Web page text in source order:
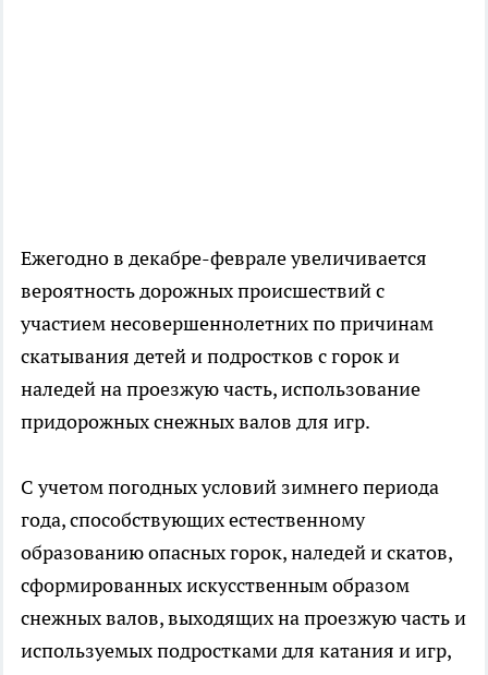
Ежегодно в декабре-феврале увеличивается
вероятность дорожных происшествий с
участием несовершеннолетних по причинам
скатывания детей и подростков с горок и
наледей на проезжую часть, использование
придорожных снежных валов для игр.
С учетом погодных условий зимнего периода
года, способствующих естественному
образованию опасных горок, наледей и скатов,
сформированных искусственным образом
снежных валов, выходящих на проезжую часть и
используемых подростками для катания и игр,